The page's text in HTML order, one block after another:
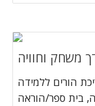
הורים ללמידה
בית ספר/הוראה